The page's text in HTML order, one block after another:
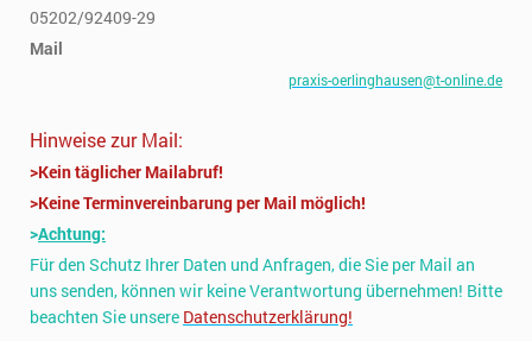
05202/92409-29
Mail
praxis-oerlinghausen@t-online.de
Hinweise zur Mail:
>Kein täglicher Mailabruf!
>Keine Terminvereinbarung per Mail möglich!
>Achtung:
Für den Schutz Ihrer Daten und Anfragen, die Sie per Mail an
uns senden, können wir keine Verantwortung übernehmen! Bitte
beachten Sie unsere Datenschutzerklärung!